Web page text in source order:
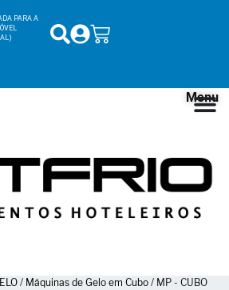
PARA A
Menu
/ Máquinas de Gelo em Cubo / MP - CUBO